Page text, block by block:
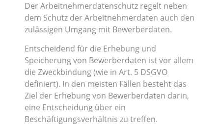
Der Arbeitnehmerdatenschutz regelt neben
dem Schutz der Arbeitnehmerdaten auch den
zulässigen Umgang mit Bewerberdaten.
Entscheidend für die Erhebung und
Speicherung von Bewerberdaten ist vor allem
die Zweckbindung (wie in Art. 5 DSGVO
definiert). In den meisten Fällen besteht das
Ziel der Erhebung von Bewerberdaten darin,
eine Entscheidung über ein
Beschäftigungsverhältnis zu treffen.